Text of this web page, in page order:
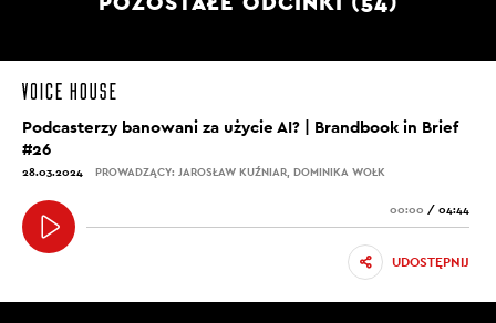
Podcasterzy banowani za użycie AI? | Brandbook in Brief
#26
28.03.2024 PROWADZĄCY: JAROSŁAW KUŹNIAR, DOMINIKA WOŁK
00:00 / 04:44
UDOSTĘPNIJ